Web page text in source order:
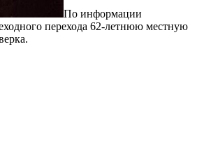
По информации
перехода 62-летнюю местную